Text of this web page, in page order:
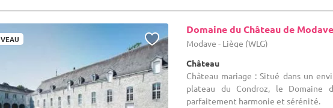
Domaine du Château de Modave
Modave - Liège (WLG)
Château
Château mariage : Situé dans un
plateau du Condroz, le Domaine
parfaitement harmonie et sérénité.